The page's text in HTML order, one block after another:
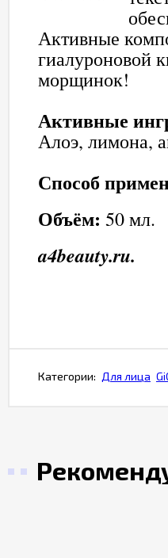
Активные
гиалуроновой
морщинок!
Активные
Алоэ, лимона,
Способ
Объём: 50 мл.
a4beauty.ru.
Категории: Для лица